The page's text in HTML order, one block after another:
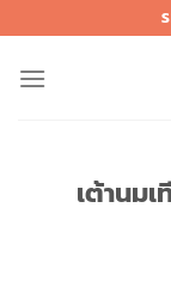
to
content
เต้านม